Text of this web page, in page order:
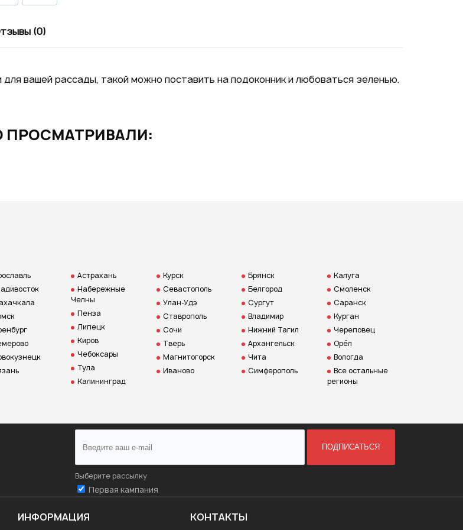
(0)
для вашей рассады, такой можно поставить на подоконник и любоваться зеленью.
ПРОСМАТРИВАЛИ:
Астрахань
Набережные
Челны
Пенза
Липецк
Киров
Чебоксары
Тула
Калининград
Курск
Севастополь
Улан-Удэ
Ставрополь
Сочи
Тверь
Магнитогорск
Иваново
Брянск
Белгород
Сургут
Владимир
Нижний Тагил
Архангельск
Чита
Симферополь
Калуга
Смоленск
Саранск
Курган
Череповец
Орёл
Вологда
Все остальные
регионы
ПОДПИСАТЬСЯ
Выберите рассылку
Первая кампания
ИНФОРМАЦИЯ КОНТАКТЫ